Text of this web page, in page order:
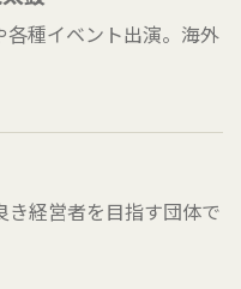
各種イベント出演。海外
き経営者を目指す団体で